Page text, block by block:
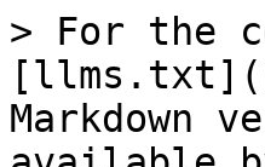
> For the
Markdown